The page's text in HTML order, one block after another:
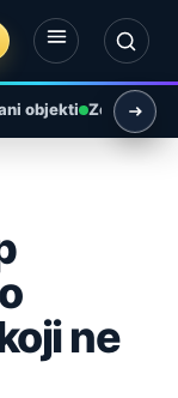
objekti Zemlja i
ne